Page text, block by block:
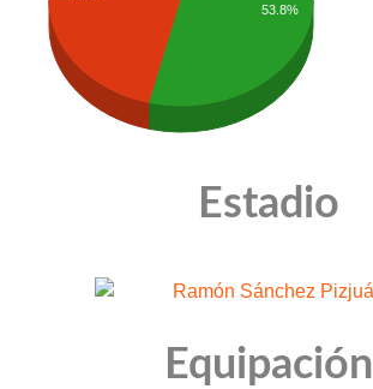
53.8%
Estadio
Equipación